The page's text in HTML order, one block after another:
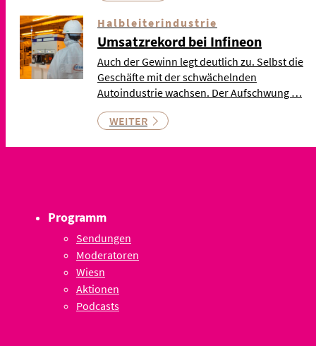
Halbleiterindustrie
Umsatzrekord bei Infineon
Auch der Gewinn legt deutlich zu. Selbst die
Geschäfte mit der schwächelnden
Autoindustrie wachsen. Der Aufschwung …
WEITER
Programm
Sendungen
Moderatoren
Wiesn
Aktionen
Podcasts